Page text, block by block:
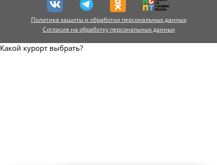
Политика защиты и обработки персональных данных
Согласие на обработку персональных данных
Какой курорт выбрать?